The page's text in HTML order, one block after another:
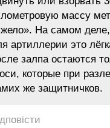
массу
На самом деле,
артиллерии это
залпа остаются
которые при
же защитничков.